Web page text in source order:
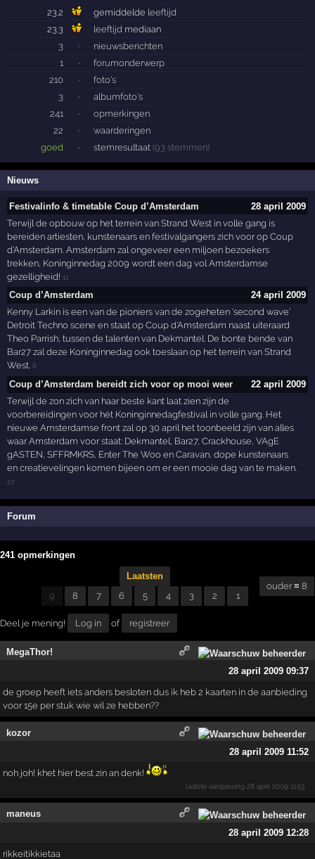
23.2
gemiddelde leeftijd
23.3
leeftijd mediaan
3
·
nieuwsberichten
1
· forumonderwerp
210 ·
foto's
3
·
albumfoto's
241
·
opmerkingen
22
·
waarderingen
goed
· stemresultaat (93 stemmen)
Nieuws
Festivalinfo & timetable Coup d’Amsterdam
28 april 2009
Terwijl de opbouw op het terrein van Strand West in volle gang is
bereiden artiesten, kunstenaars en festivalgangers zich voor op Coup
d’Amsterdam. Amsterdam zal ongeveer een miljoen bezoekers
trekken, Koninginnedag 2009 wordt een dag vol Amsterdamse
gezelligheid! 11
Coup d’Amsterdam
24 april 2009
Kenny Larkin is een van de pioniers van de zogeheten ‘second wave’
Detroit Techno scene en staat op Coup d’Amsterdam naast uiteraard
Theo Parrish, tussen de talenten van Dekmantel. De bonte bende van
Bar27 zal deze Koninginnedag ook toeslaan op het terrein van Strand
West.8
Coup d’Amsterdam bereidt zich voor op mooi weer
22 april 2009
Terwijl de zon zich van haar beste kant laat zien zijn de
voorbereidingen voor hét Koninginnedagfestival in volle gang. Het
nieuwe Amsterdamse front zal op 30 april het toonbeeld zijn van alles
waar Amsterdam voor staat: Dekmantel, Bar27, Crackhouse, VAgE
gASTEN, SFFRMKRS, Enter The Woo en Caravan, dope kunstenaars
en creatievelingen komen bijeen om er een mooie dag van te maken.
27
Forum
241 opmerkingen
Laatsten
9
8 7 6 5 4 3 2 1
ouder ≡ 8
Deel je mening! Log in of registreer
MegaThor!
28 april 2009 09:37
de groep heeft iets anders besloten dus ik heb 2 kaarten in de aanbieding
voor 15e per stuk wie wil ze hebben??
kozor
28 april 2009 11:52
noh joh! khet hier best zin an denk!
laatste aanpassing 28 april 2009 11:53
maneus
28 april 2009 12:28
rikkeitikkietaa